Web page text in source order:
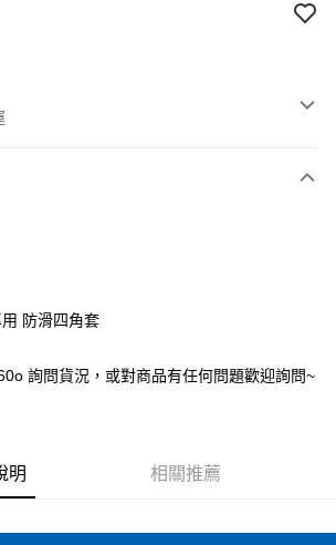
頂以上請選宅配)
防滑四角套
詢問貨況，或對商品有任何問題歡迎詢問~
明 相關推薦